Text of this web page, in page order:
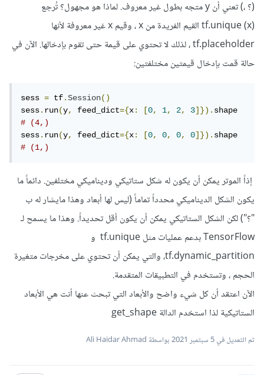
(؟ ،) تعني أن y متجه بطول غير معروف. لماذا هو مجهول؟ تُرجع
tf.unique (x) القيم الفريدة من x ، وقيم x غير معروفة لأنها
tf.placeholder ، لذلك لا تحتوي على قيمة حتى تقوم بإدخالها. الآن في
حالة قمت بإدخال قيمتين مختلفتين:
sess = tf.Session()
sess.run(y, feed_dict={x: [0, 1, 2, 3]}).
# (4,)
sess.run(y, feed_dict={x: [0, 0, 0, 0]}).
# (1,)
إذاً الموتر يمكن أن يكون له شكل ستاتيكي وديناميكي مختلفين. دائماً ما
يكون الشكل الديناميكي محدداً تماماً (ليس لها أبعاد وهذا مايشار له ب
"؟") لكن الشكل الستاتيكي يمكن أن يكون أقل تحديداً. وهذا ما يسمح لـ
TensorFlow بدعم عمليات مثل tf.unique و
tf.dynamic_partition، والتي يمكن أن تحتوي على مخرجات متغيرة
الحجم ، وتستخدم في التطبيقات المتقدمة.
الآن اعتقد أن كل شيء واضح والأبعاد التي تبحث عنها أنت هي الأبعاد
الستاتيكية لذا استخدم الدالة get_shape
تم التعديل في5 سبتمبر 2021 بواسطة Ali Haidar Ahmad